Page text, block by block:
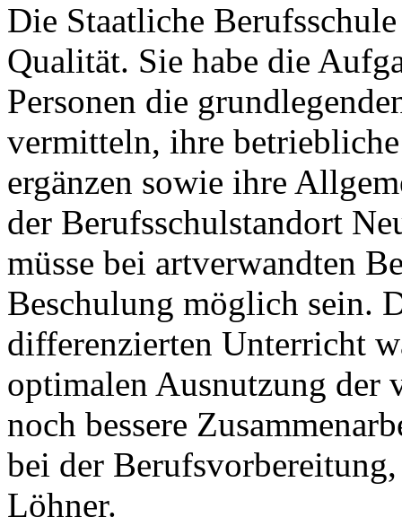
Die Staatliche
Qualität. Sie habe die
Personen die
vermitteln, ihre
ergänzen sowie ihre
der Berufsschulstandort
müsse bei artverwandten
Beschulung möglich sein.
differenzierten Unterricht
optimalen Ausnutzung der
noch bessere
bei der
Löhner.